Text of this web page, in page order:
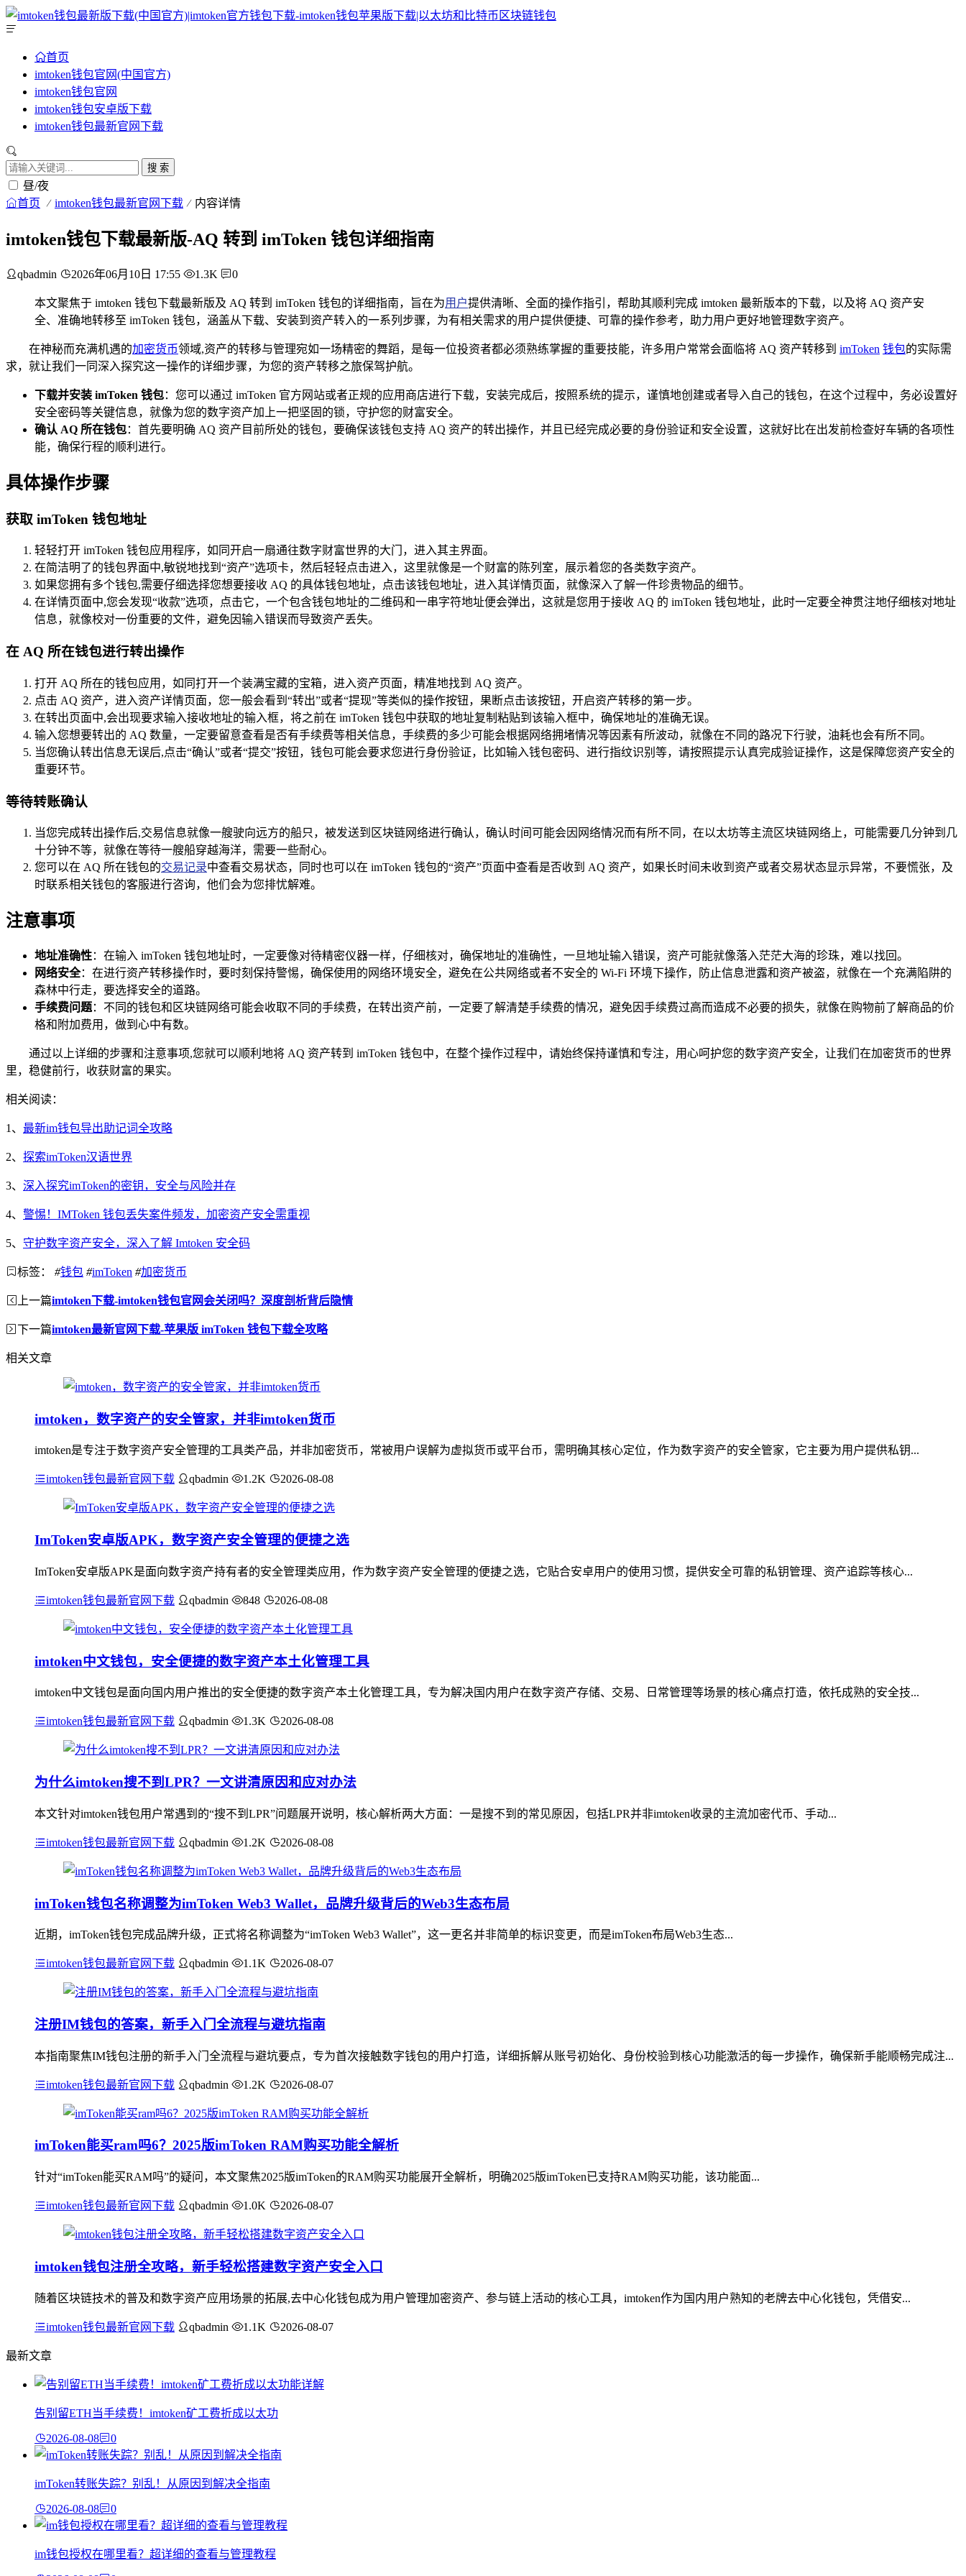
首页
imtoken钱包官网(中国官方)
imtoken钱包官网
imtoken钱包安卓版下载
imtoken钱包最新官网下载
搜 索
昼/夜
首页 imtoken钱包最新官网下载 内容详情
imtoken钱包下载最新版-AQ 转到 imToken 钱包详细指南
qbadmin 2026年06月10日 17:55 1.3K 0
本文聚焦于 imtoken 钱包下载最新版及 AQ 转到 imToken 钱包的详细指南，旨在为用户提供清晰、全面的操作指引，帮助其顺利完成 imtoken 最新版本的下载，以及将 AQ 资产安
全、准确地转移至 imToken 钱包，涵盖从下载、安装到资产转入的一系列步骤，为有相关需求的用户提供便捷、可靠的操作参考，助力用户更好地管理数字资产。
在神秘而充满机遇的加密货币领域,资产的转移与管理宛如一场精密的舞蹈，是每一位投资者都必须熟练掌握的重要技能，许多用户常常会面临将 AQ 资产转移到 imToken 钱包的实际需
求，就让我们一同深入探究这一操作的详细步骤，为您的资产转移之旅保驾护航。
下载并安装 imToken 钱包：您可以通过 imToken 官方网站或者正规的应用商店进行下载，安装完成后，按照系统的提示，谨慎地创建或者导入自己的钱包，在这个过程中，务必设置好
安全密码等关键信息，就像为您的数字资产加上一把坚固的锁，守护您的财富安全。
确认 AQ 所在钱包：首先要明确 AQ 资产目前所处的钱包，要确保该钱包支持 AQ 资产的转出操作，并且已经完成必要的身份验证和安全设置，这就好比在出发前检查好车辆的各项性
能，确保行程的顺利进行。
具体操作步骤
获取 imToken 钱包地址
轻轻打开 imToken 钱包应用程序，如同开启一扇通往数字财富世界的大门，进入其主界面。
在简洁明了的钱包界面中,敏锐地找到“资产”选项卡，然后轻轻点击进入，这里就像是一个财富的陈列室，展示着您的各类数字资产。
如果您拥有多个钱包,需要仔细选择您想要接收 AQ 的具体钱包地址，点击该钱包地址，进入其详情页面，就像深入了解一件珍贵物品的细节。
在详情页面中,您会发现“收款”选项，点击它，一个包含钱包地址的二维码和一串字符地址便会弹出，这就是您用于接收 AQ 的 imToken 钱包地址，此时一定要全神贯注地仔细核对地址
信息，就像校对一份重要的文件，避免因输入错误而导致资产丢失。
在 AQ 所在钱包进行转出操作
打开 AQ 所在的钱包应用，如同打开一个装满宝藏的宝箱，进入资产页面，精准地找到 AQ 资产。
点击 AQ 资产，进入资产详情页面，您一般会看到“转出”或者“提现”等类似的操作按钮，果断点击该按钮，开启资产转移的第一步。
在转出页面中,会出现要求输入接收地址的输入框，将之前在 imToken 钱包中获取的地址复制粘贴到该输入框中，确保地址的准确无误。
输入您想要转出的 AQ 数量，一定要留意查看是否有手续费等相关信息，手续费的多少可能会根据网络拥堵情况等因素有所波动，就像在不同的路况下行驶，油耗也会有所不同。
当您确认转出信息无误后,点击“确认”或者“提交”按钮，钱包可能会要求您进行身份验证，比如输入钱包密码、进行指纹识别等，请按照提示认真完成验证操作，这是保障您资产安全的
重要环节。
等待转账确认
当您完成转出操作后,交易信息就像一艘驶向远方的船只，被发送到区块链网络进行确认，确认时间可能会因网络情况而有所不同，在以太坊等主流区块链网络上，可能需要几分钟到几
十分钟不等，就像在等待一艘船穿越海洋，需要一些耐心。
您可以在 AQ 所在钱包的交易记录中查看交易状态，同时也可以在 imToken 钱包的“资产”页面中查看是否收到 AQ 资产，如果长时间未收到资产或者交易状态显示异常，不要慌张，及
时联系相关钱包的客服进行咨询，他们会为您排忧解难。
注意事项
地址准确性：在输入 imToken 钱包地址时，一定要像对待精密仪器一样，仔细核对，确保地址的准确性，一旦地址输入错误，资产可能就像落入茫茫大海的珍珠，难以找回。
网络安全：在进行资产转移操作时，要时刻保持警惕，确保使用的网络环境安全，避免在公共网络或者不安全的 Wi-Fi 环境下操作，防止信息泄露和资产被盗，就像在一个充满陷阱的
森林中行走，要选择安全的道路。
手续费问题：不同的钱包和区块链网络可能会收取不同的手续费，在转出资产前，一定要了解清楚手续费的情况，避免因手续费过高而造成不必要的损失，就像在购物前了解商品的价
格和附加费用，做到心中有数。
通过以上详细的步骤和注意事项,您就可以顺利地将 AQ 资产转到 imToken 钱包中，在整个操作过程中，请始终保持谨慎和专注，用心呵护您的数字资产安全，让我们在加密货币的世界
里，稳健前行，收获财富的果实。
相关阅读：
1、 最新im钱包导出助记词全攻略
2、 探索imToken汉语世界
3、 深入探究imToken的密钥，安全与风险并存
4、 警惕！IMToken 钱包丢失案件频发，加密资产安全需重视
5、 守护数字资产安全，深入了解 Imtoken 安全码
标签： #钱包 #imToken #加密货币
上一篇imtoken下载-imtoken钱包官网会关闭吗？深度剖析背后隐情
下一篇imtoken最新官网下载-苹果版 imToken 钱包下载全攻略
相关文章
imtoken，数字资产的安全管家，并非imtoken货币
imtoken是专注于数字资产安全管理的工具类产品，并非加密货币，常被用户误解为虚拟货币或平台币，需明确其核心定位，作为数字资产的安全管家，它主要为用户提供私钥...
imtoken钱包最新官网下载 qbadmin 1.2K 2026-08-08
ImToken安卓版APK，数字资产安全管理的便捷之选
ImToken安卓版APK是面向数字资产持有者的安全管理类应用，作为数字资产安全管理的便捷之选，它贴合安卓用户的使用习惯，提供安全可靠的私钥管理、资产追踪等核心...
imtoken钱包最新官网下载 qbadmin 848 2026-08-08
imtoken中文钱包，安全便捷的数字资产本土化管理工具
imtoken中文钱包是面向国内用户推出的安全便捷的数字资产本土化管理工具，专为解决国内用户在数字资产存储、交易、日常管理等场景的核心痛点打造，依托成熟的安全技...
imtoken钱包最新官网下载 qbadmin 1.3K 2026-08-08
为什么imtoken搜不到LPR？一文讲清原因和应对办法
本文针对imtoken钱包用户常遇到的“搜不到LPR”问题展开说明，核心解析两大方面：一是搜不到的常见原因，包括LPR并非imtoken收录的主流加密代币、手动...
imtoken钱包最新官网下载 qbadmin 1.2K 2026-08-08
imToken钱包名称调整为imToken Web3 Wallet，品牌升级背后的Web3生态布局
近期，imToken钱包完成品牌升级，正式将名称调整为“imToken Web3 Wallet”，这一更名并非简单的标识变更，而是imToken布局Web3生态...
imtoken钱包最新官网下载 qbadmin 1.1K 2026-08-07
注册IM钱包的答案，新手入门全流程与避坑指南
本指南聚焦IM钱包注册的新手入门全流程与避坑要点，专为首次接触数字钱包的用户打造，详细拆解从账号初始化、身份校验到核心功能激活的每一步操作，确保新手能顺畅完成注...
imtoken钱包最新官网下载 qbadmin 1.2K 2026-08-07
imToken能买ram吗6？2025版imToken RAM购买功能全解析
针对“imToken能买RAM吗”的疑问，本文聚焦2025版imToken的RAM购买功能展开全解析，明确2025版imToken已支持RAM购买功能，该功能面...
imtoken钱包最新官网下载 qbadmin 1.0K 2026-08-07
imtoken钱包注册全攻略，新手轻松搭建数字资产安全入口
随着区块链技术的普及和数字资产应用场景的拓展,去中心化钱包成为用户管理加密资产、参与链上活动的核心工具，imtoken作为国内用户熟知的老牌去中心化钱包，凭借安...
imtoken钱包最新官网下载 qbadmin 1.1K 2026-08-07
最新文章
告别留ETH当手续费！imtoken矿工费折成以太功
2026-08-08 0
imToken转账失踪？别乱！从原因到解决全指南
2026-08-08 0
im钱包授权在哪里看？超详细的查看与管理教程